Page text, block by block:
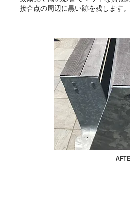
接合点の周辺に黒い跡を残します。